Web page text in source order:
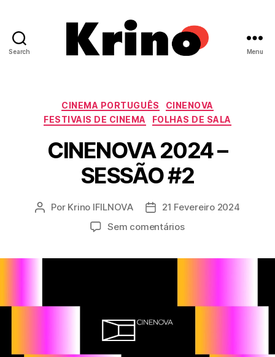
Search Menu
Categorias
CINEMA PORTUGUÊS
CINENOVA
FESTIVAIS DE CINEMA
FOLHAS DE SALA
CINENOVA 2024 –
SESSÃO #2
Autor
Por Krino IFILNOVA
Data
do
21 Fevereiro 2024
Sem comentáriosem
O